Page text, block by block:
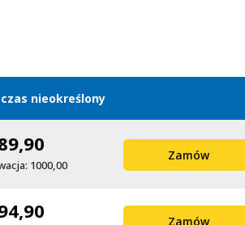
nieokreślony
1000,00
Zamów
Zamów